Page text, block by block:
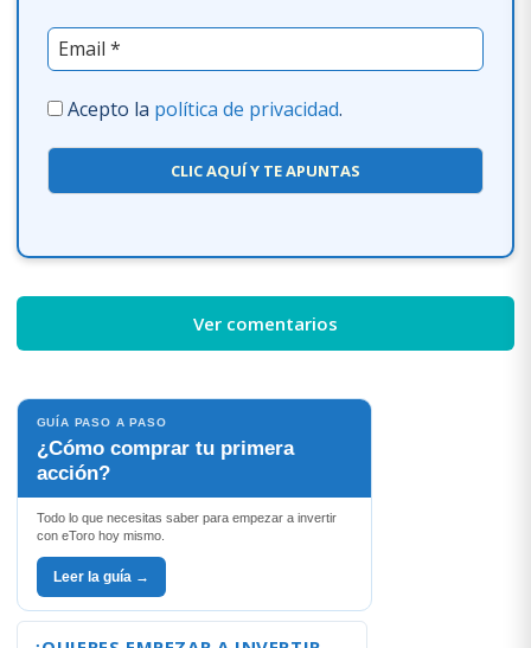
Acepto la política de privacidad.
CLIC AQUÍ Y TE APUNTAS
Ver comentarios
GUÍA PASO A PASO
¿Cómo comprar tu primera
acción?
Todo lo que necesitas saber para empezar a invertir
con eToro hoy mismo.
Leer la guía →